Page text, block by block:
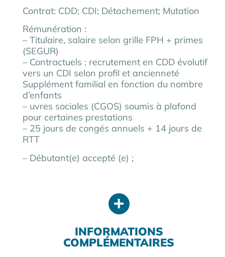
Contrat: CDD; CDI; Détachement; Mutation
Rémunération :
– Titulaire, salaire selon grille FPH + primes
(SEGUR)
– Contractuels : recrutement en CDD évolutif
vers un CDI selon profil et ancienneté
Supplément familial en fonction du nombre
d’enfants
– uvres sociales (CGOS) soumis à plafond
pour certaines prestations
– 25 jours de congés annuels + 14 jours de
RTT
– Débutant(e) accepté (e) ;
INFORMATIONS
COMPLÉMENTAIRES